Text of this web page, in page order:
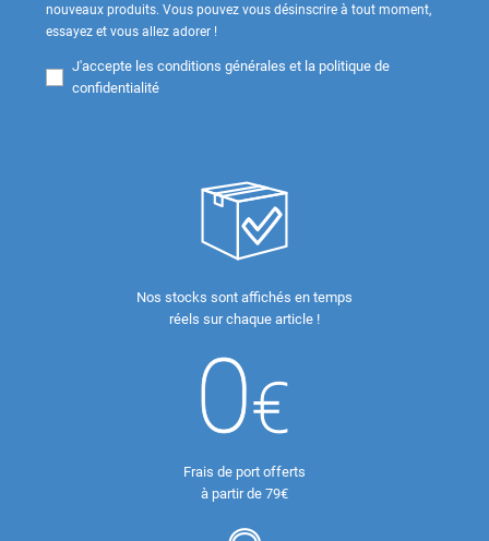
nouveaux produits. Vous pouvez vous désinscrire à tout moment,
essayez et vous allez adorer !
J'accepte les conditions générales et la politique de
confidentialité
Nos stocks sont affichés en temps
réels sur chaque article !
Frais de port offerts
à partir de 79€